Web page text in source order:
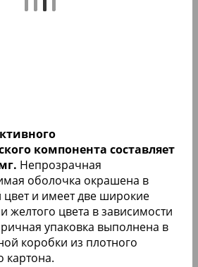
компонента составляет
Непрозрачная
оболочка окрашена в
и имеет две широкие
желтого цвета в зависимости
упаковка выполнена в
коробки из плотного
картона.